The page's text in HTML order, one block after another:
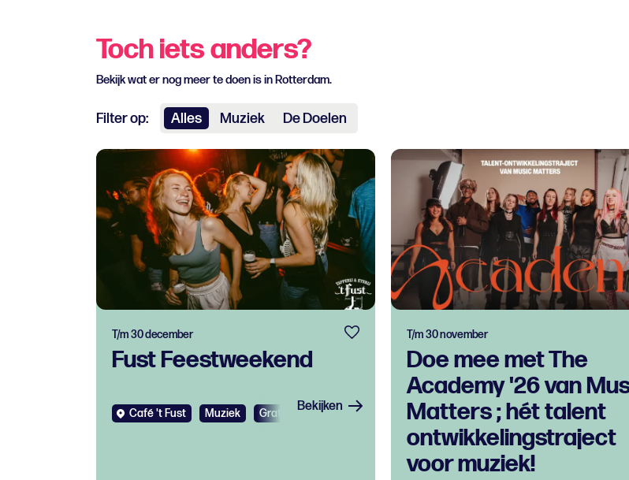
Toch iets anders?
Bekijk wat er nog meer te doen is in Rotterdam.
Filter op: Alles Muziek De Doelen
Fust Feestweekend
T/m 30 december
Café 't Fust Muziek Gratis Bekijken
Doe mee met The
Academy '26 van
Matters ; hét talent
ontwikkelingstraject
voor muziek!
T/m 30 november